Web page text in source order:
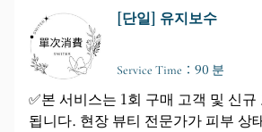
[단일] 유지보수
Service Time：90 분
✅️본 서비스는 1회 구매 고객 및 신
됩니다. 현장 뷰티 전문가가 피부 상